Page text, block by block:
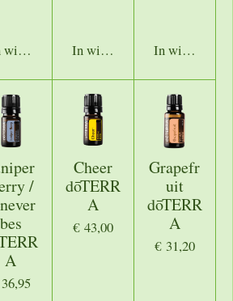
winkelwagenIn winkelwagenIn
/
bes
A
Cheer
dōTERR
A
€ 43,00
Grapefr
uit
dōTERR
A
€ 31,20